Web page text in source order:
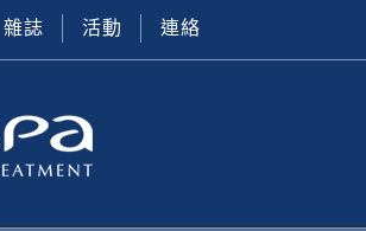
雜誌 活動 連絡